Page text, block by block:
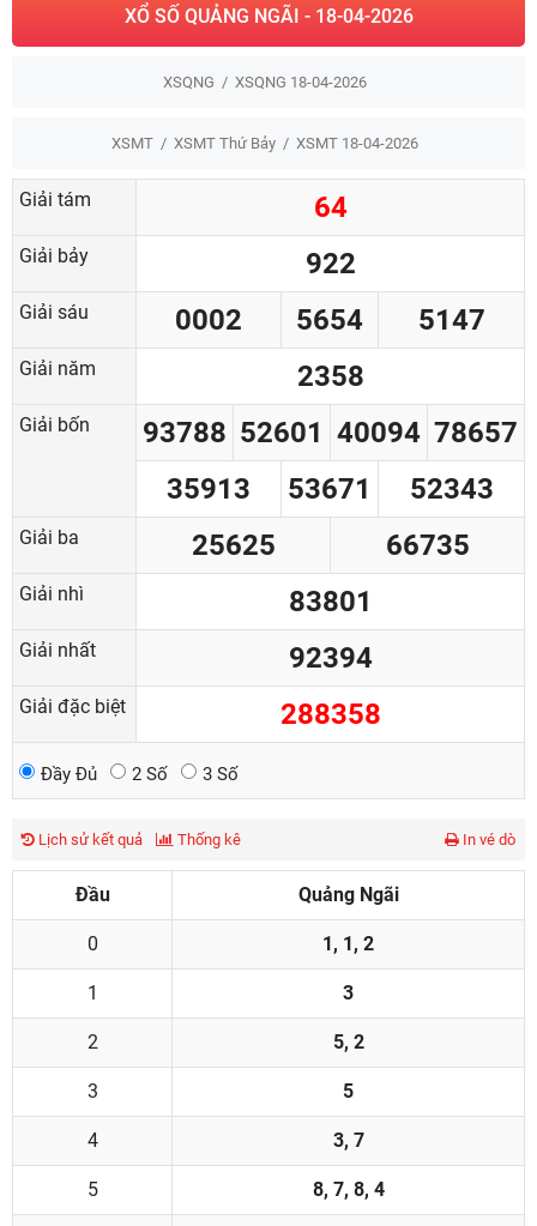
XỔ SỐ QUẢNG NGÃI - 18-04-2026
XSQNG XSQNG 18-04-2026
XSMT XSMT Thứ Bảy XSMT 18-04-2026
Giải tám 64
Giải bảy 922
Giải sáu 0002 5654 5147
Giải năm 2358
Giải bốn 93788 52601 40094 78657
35913
53671 52343
Giải ba 25625 66735
Giải nhì 83801
Giải nhất 92394
Giải đặc biệt 288358
Đầy Đủ 2 Số 3 Số
Lịch sử kết quả Thống kê In vé dò
Đầu Quảng Ngãi
0 1, 1, 2
1 3
2 5, 2
3 5
4 3, 7
5 8, 7, 8, 4